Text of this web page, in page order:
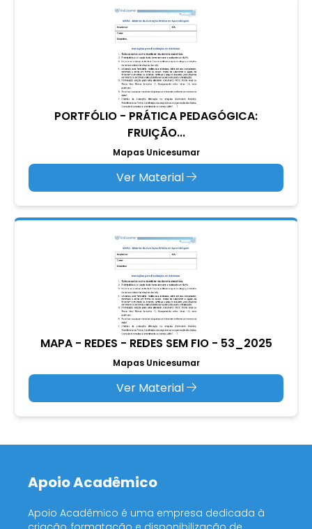
PORTFÓLIO - PRÁTICA PEDAGÓGICA:
FRUIÇÃO...
Mapas Unicesumar
Ver Material
MAPA - REDES - REDES SEM FIO - 53_2025
Mapas Unicesumar
Ver Material
Apoio Acadêmico
Apoio Acadêmico é uma empresa dedicada à